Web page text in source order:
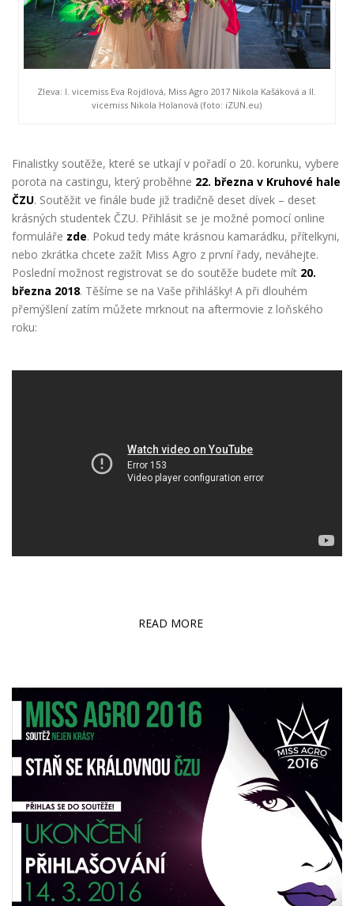
Zleva: I. vicemiss Eva Rojdlová, Miss Agro 2017 Nikola Kašáková a II.
vicemiss Nikola Holanová (foto: iZUN.eu)
Finalistky soutěže, které se utkají v pořadí o 20. korunku, vybere
porota na castingu, který proběhne 22. března v Kruhové hale
ČZU. Soutěžit ve finále bude již tradičně deset dívek – deset
krásných studentek ČZU. Přihlásit se je možné pomocí online
formuláře zde. Pokud tedy máte krásnou kamarádku, přítelkyni,
nebo zkrátka chcete zažít Miss Agro z první řady, neváhejte.
Poslední možnost registrovat se do soutěže budete mít 20.
března 2018. Těšíme se na Vaše přihlášky! A při dlouhém
přemýšlení zatím můžete mrknout na aftermovie z loňského
roku:
READ MORE